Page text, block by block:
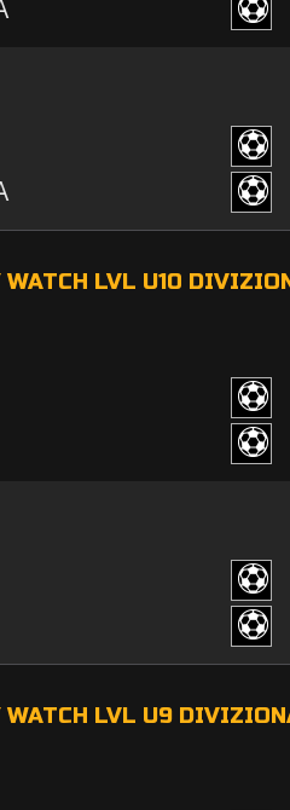
WATCH LVL U10
WATCH LVL U9